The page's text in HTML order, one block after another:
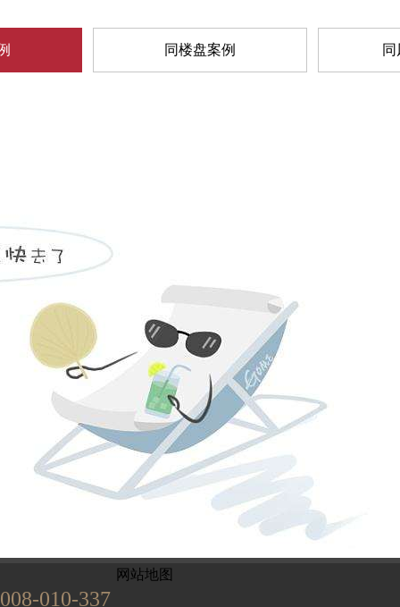
同楼盘案例
提交
已有 899 位业主预约
010-337
网站地图